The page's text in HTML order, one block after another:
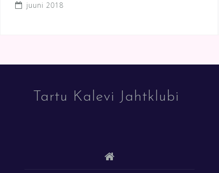
juuni 2018
Tartu Kalevi Jahtklubi